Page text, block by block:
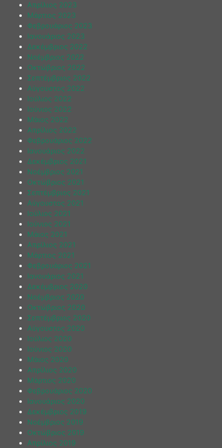
Απρίλιος 2023
Μάρτιος 2023
Φεβρουάριος 2023
Ιανουάριος 2023
Δεκέμβριος 2022
Νοέμβριος 2022
Οκτώβριος 2022
Σεπτέμβριος 2022
Αύγουστος 2022
Ιούλιος 2022
Ιούνιος 2022
Μάιος 2022
Απρίλιος 2022
Φεβρουάριος 2022
Ιανουάριος 2022
Δεκέμβριος 2021
Νοέμβριος 2021
Οκτώβριος 2021
Σεπτέμβριος 2021
Αύγουστος 2021
Ιούλιος 2021
Ιούνιος 2021
Μάιος 2021
Απρίλιος 2021
Μάρτιος 2021
Φεβρουάριος 2021
Ιανουάριος 2021
Δεκέμβριος 2020
Νοέμβριος 2020
Οκτώβριος 2020
Σεπτέμβριος 2020
Αύγουστος 2020
Ιούλιος 2020
Ιούνιος 2020
Μάιος 2020
Απρίλιος 2020
Μάρτιος 2020
Φεβρουάριος 2020
Ιανουάριος 2020
Δεκέμβριος 2019
Νοέμβριος 2019
Οκτώβριος 2019
Απρίλιος 2019